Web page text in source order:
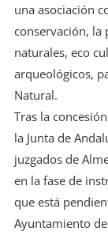
una asociación
conservación, la
naturales, eco
arqueológicos,
Natural.
Tras la
la Junta de
juzgados de
en la fase de
que está
Ayuntamiento